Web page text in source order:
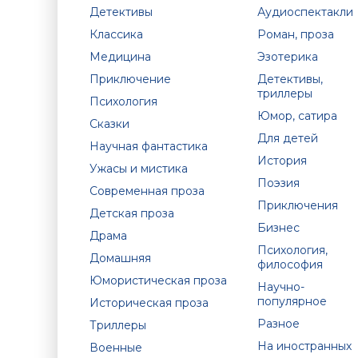
Детективы
Классика
Медицина
Приключение
Психология
Сказки
Научная фантастика
Ужасы и мистика
Современная проза
Детская проза
Драма
Домашняя
Юмористическая проза
Историческая проза
Триллеры
Военные
Аудиоспектакли
Роман, проза
Эзотерика
Детективы,
триллеры
Юмор, сатира
Для детей
История
Поэзия
Приключения
Бизнес
Психология,
философия
Научно-
популярное
Разное
На иностранных